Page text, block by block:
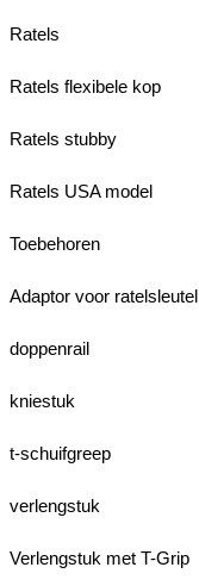
Ratels
Ratels flexibele kop
Ratels stubby
Ratels USA model
Toebehoren
Adaptor voor ratelsleutel
doppenrail
kniestuk
t-schuifgreep
verlengstuk
Verlengstuk met T-Grip